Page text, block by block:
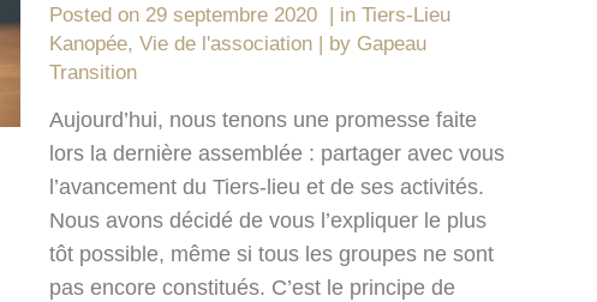
Posted on 29 septembre 2020 in Tiers-Lieu
Kanopée, Vie de l'association by Gapeau
Transition
Aujourd’hui, nous tenons une promesse faite
lors la dernière assemblée : partager avec vous
l’avancement du Tiers-lieu et de ses activités.
Nous avons décidé de vous l’expliquer le plus
tôt possible, même si tous les groupes ne sont
pas encore constitués. C’est le principe de